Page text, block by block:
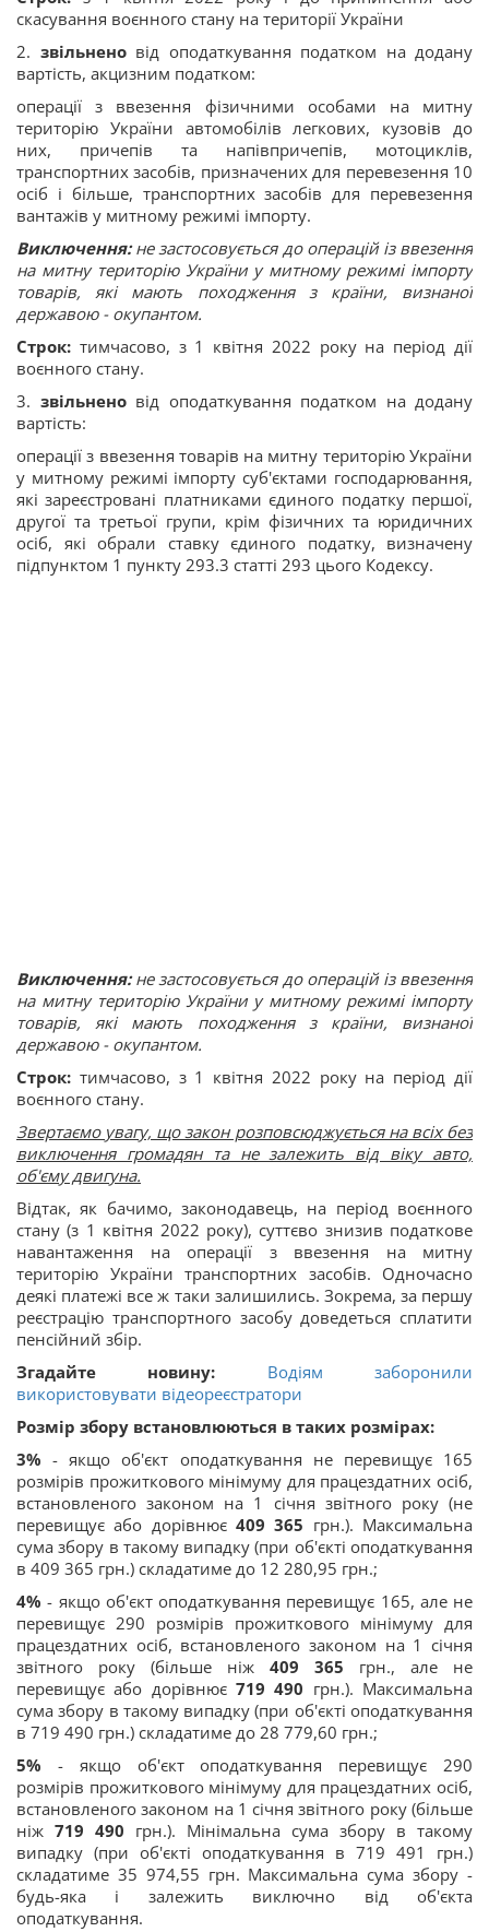
скасування воєнного стану на території України
2. звільненовід оподаткування податком на додану
вартість, акцизним податком:
операції з ввезення фізичними особами на митну
територію України автомобілів легкових, кузовів до
них, причепів та напівпричепів, мотоциклів,
транспортних засобів, призначених для перевезення 10
осіб i більше, транспортних засобів для перевезення
вантажів у митному режимі імпорту.
Виключення:не застосовується до операцій із ввезення
на митну територію України у митному режимі імпорту
товарів, які мають походження з країни, визнаної
державою - окупантом.
Cтрок: тимчасово, з 1 квітня 2022 року на період дії
воєнного стану.
3. звільненовід оподаткування податком на додану
вартість:
операції з ввезення товарів на митну територію України
у митному режимі імпорту суб'єктами господарювання,
які зареєстровані платниками єдиного податку першої,
другої та третьої групи, крім фізичних та юридичних
осіб, які обрали ставку єдиного податку, визначену
підпунктом 1 пункту 293.3 статті 293 цього Кодексу.
Виключення:не застосовується до операцій із ввезення
на митну територію України у митному режимі імпорту
товарів, які мають походження з країни, визнаної
державою - окупантом.
Cтрок: тимчасово, з 1 квітня 2022 року на період дії
воєнного стану.
Звертаємо увагу, що закон розповсюджується на всіх без
виключення громадян та не залежить від віку авто,
об'єму двигуна.
Відтак, як бачимо, законодавець, на період воєнного
стану (з 1 квітня 2022 року), суттєво знизив податкове
навантаження на операції з ввезення на митну
територію України транспортних засобів. Одночасно
деякі платежі все ж таки залишились. Зокрема, за першу
реєстрацію транспортного засобу доведеться сплатити
пенсійний збір.
Згадайте новину:
Водіям заборонили
використовувати відеореєстратори
Розмір збору встановлюються в таких розмірах:
3% - якщо об'єкт оподаткування не перевищує 165
розмірів прожиткового мінімуму для працездатних осіб,
встановленого законом на 1 січня звітного року (не
перевищує або дорівнює 409 365 грн.). Максимальна
сума збору в такому випадку (при об'єкті оподаткування
в 409 365 грн.) складатиме до 12 280,95 грн.;
4% - якщо об'єкт оподаткування перевищує 165, але не
перевищує 290 розмірів прожиткового мінімуму для
працездатних осіб, встановленого законом на 1 січня
звітного року (більше ніж 409 365 грн., але не
перевищує або дорівнює 719 490 грн.). Максимальна
сума збору в такому випадку (при об'єкті оподаткування
в 719 490 грн.) складатиме до 28 779,60 грн.;
5% - якщо об'єкт оподаткування перевищує 290
розмірів прожиткового мінімуму для працездатних осіб,
встановленого законом на 1 січня звітного року (більше
ніж 719 490 грн.). Мінімальна сума збору в такому
випадку (при об'єкті оподаткування в 719 491 грн.)
складатиме 35 974,55 грн. Максимальна сума збору -
будь-яка і залежить виключно від об'єкта
оподаткування.